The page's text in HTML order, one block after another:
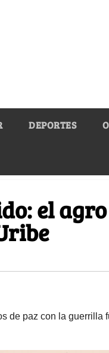
DEPORTES
el
de paz con la guerrilla